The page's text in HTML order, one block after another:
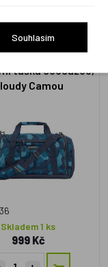
taška coocazoo,
Camou
Skladem 1 ks
999 Kč
Souhlasím